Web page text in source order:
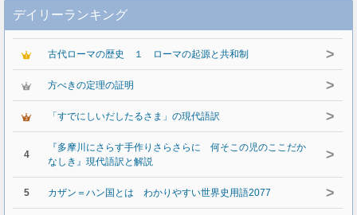
デイリーランキング
古代ローマの歴史 １ ローマの起源と共和制 >
方べきの定理の証明 >
「すでにしいだしたるさま」の現代語訳 >
4
『多摩川にさらす手作りさらさらに 何そこの児のここだか
なしき』現代語訳と解説
>
5 カザン＝ハン国とは わかりやすい世界史用語2077 >